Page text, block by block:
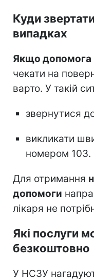
Куди
випадках
Якщо допомога
чекати на
варто. У такій
звернутися
викликати
номером 103.
Для отримання
допомоги
лікаря не
Які послуги
безкоштовно
У НСЗУ